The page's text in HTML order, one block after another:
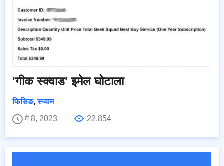
'गीक स्क्वाड' इमेल घोटाला
फिसिङ,स्प्याम
मे 8, 2023
22,854